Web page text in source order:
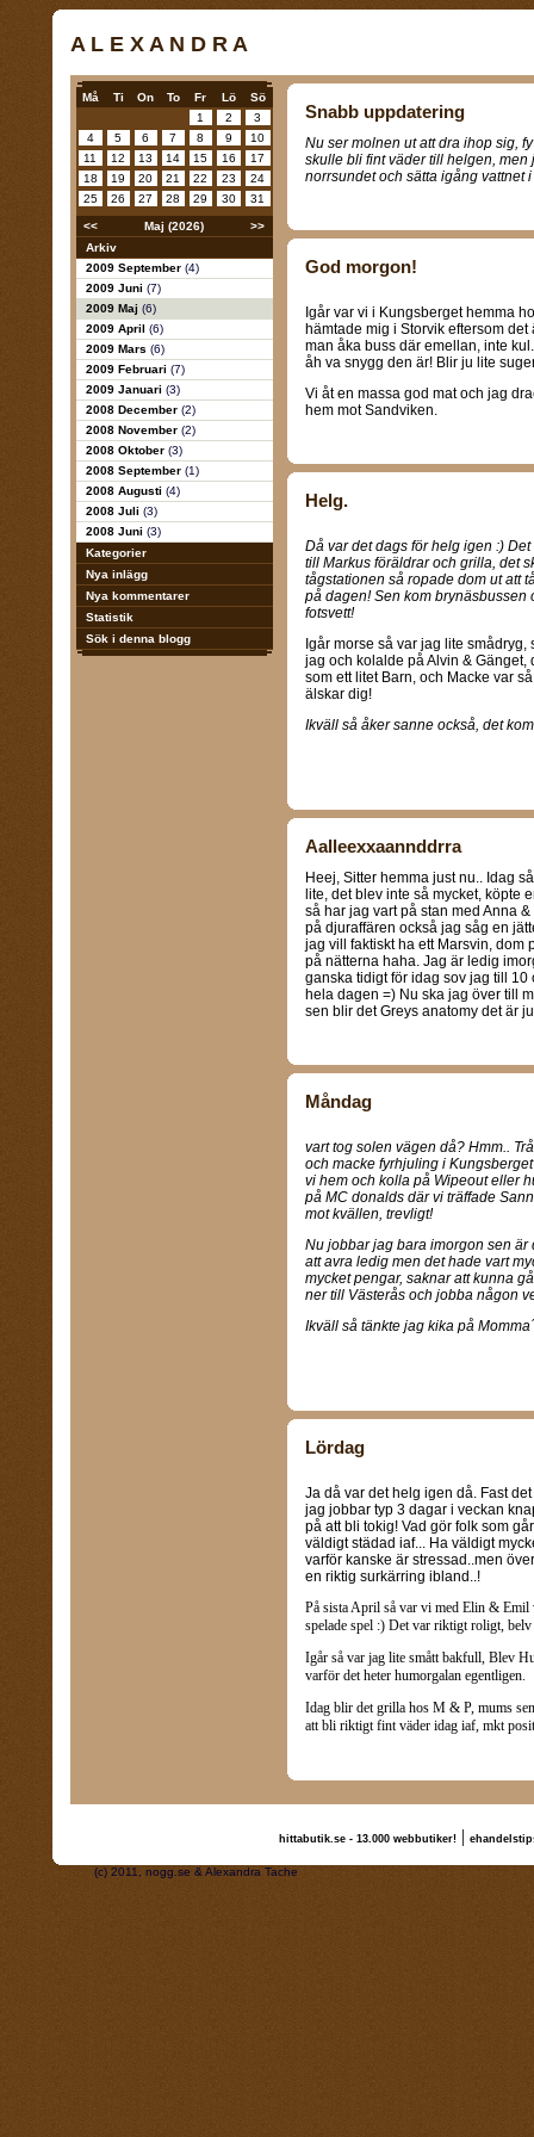
A L E X A N D R A
Må Ti On To Fr Lö
Sö
1
2
3
4
5 6 7 8 9
10
11
12 13 14 15 16
17
18
19 20 21 22 23
24
25
26 27 28 29 30 31
<< Maj (2026)
>>
Arkiv
2009 September (4)
2009 Juni (7)
2009 Maj (6)
2009 April (6)
2009 Mars (6)
2009 Februari (7)
2009 Januari (3)
2008 December (2)
2008 November (2)
2008 Oktober (3)
2008 September (1)
2008 Augusti (4)
2008 Juli (3)
2008 Juni (3)
Kategorier
Nya inlägg
Nya kommentarer
Statistik
Sök i denna blogg
Snabb uppdatering
Nu ser molnen ut att dra ihop sig,
skulle bli fint väder till helgen,
norrsundet och sätta igång vattnet
God morgon!
Igår var vi i Kungsberget hemma
hämtade mig i Storvik eftersom
man åka buss där emellan, inte
åh va snygg den är! Blir ju lite
Vi åt en massa god mat och jag
hem mot Sandviken.
Helg.
Då var det dags för helg igen :)
till Markus föräldrar och grilla, det
tågstationen så ropade dom ut att
på dagen! Sen kom brynäsbussen
fotsvett!
Igår morse så var jag lite
jag och kolalde på Alvin &
som ett litet Barn, och Macke var
älskar dig!
Ikväll så åker sanne också, det
Aalleexxaannddrra
Heej, Sitter hemma just nu.. Idag
lite, det blev inte så mycket, köpte
så har jag vart på stan med Anna
på djuraffären också jag såg en
jag vill faktiskt ha ett Marsvin,
på nätterna haha. Jag är ledig
ganska tidigt för idag sov jag till
hela dagen =) Nu ska jag över till
sen blir det Greys anatomy det är
Måndag
vart tog solen vägen då? Hmm..
och macke fyrhjuling i
vi hem och kolla på Wipeout eller
på MC donalds där vi träffade
mot kvällen, trevligt!
Nu jobbar jag bara imorgon sen är
att avra ledig men det hade vart
mycket pengar, saknar att kunna
ner till Västerås och jobba någon
Ikväll så tänkte jag kika på
Lördag
Ja då var det helg igen då. Fast
jag jobbar typ 3 dagar i veckan
på att bli tokig! Vad gör folk som
väldigt städad iaf... Ha väldigt
varför kanske är stressad..men
en riktig surkärring ibland..!
På sista April så var vi med Elin & Emil
spelade spel :) Det var riktigt roligt,
Igår så var jag lite smått bakfull, Blev
varför det heter humorgalan egentligen.
Idag blir det grilla hos M & P, mums
att bli riktigt fint väder idag iaf, mkt
hittabutik.se - 13.000 webbutiker!|
(c) 2011, nogg.se & Alexandra Tache